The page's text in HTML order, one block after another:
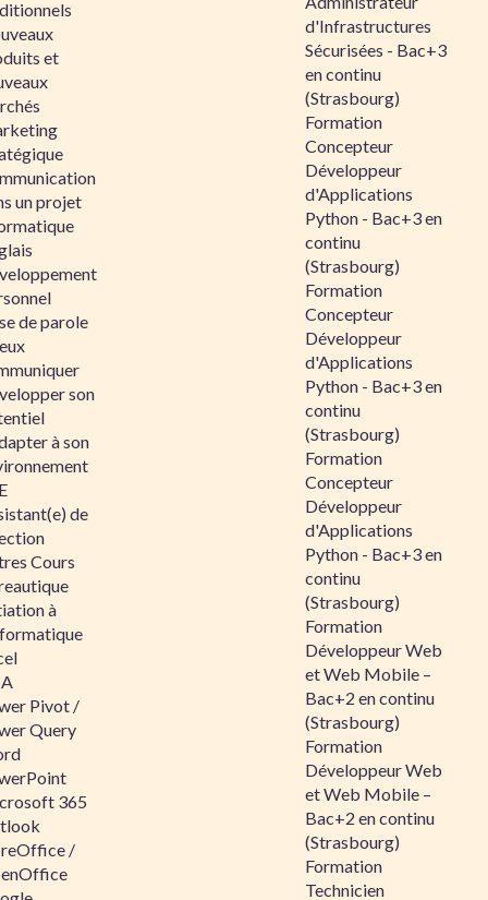
et
un projet
de parole
son
à son
de
Cours
à
Pivot /
Query
365
/
d'Infrastructures
Sécurisées - Bac+3
en continu
(Strasbourg)
Formation
Concepteur
Développeur
d'Applications
Python - Bac+3 en
continu
(Strasbourg)
Formation
Concepteur
Développeur
d'Applications
Python - Bac+3 en
continu
(Strasbourg)
Formation
Concepteur
Développeur
d'Applications
Python - Bac+3 en
continu
(Strasbourg)
Formation
Développeur Web
et Web Mobile –
Bac+2 en continu
(Strasbourg)
Formation
Développeur Web
et Web Mobile –
Bac+2 en continu
(Strasbourg)
Formation
Technicien